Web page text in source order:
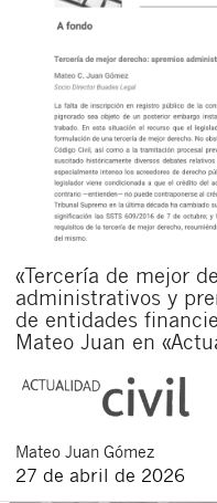
«Tercería de mejor
administrativos y
de entidades
Mateo Juan en
Mateo Juan Gómez
27 de abril de 2026